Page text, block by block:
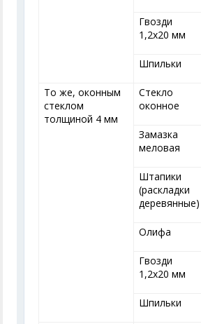
Гвозди
1,2x20 мм
Шпильки
То же, оконным
стеклом
толщиной 4 мм
Стекло
оконное
Замазка
меловая
Штапики
(раскладки
деревянные)
Олифа
Гвозди
1,2x20 мм
Шпильки